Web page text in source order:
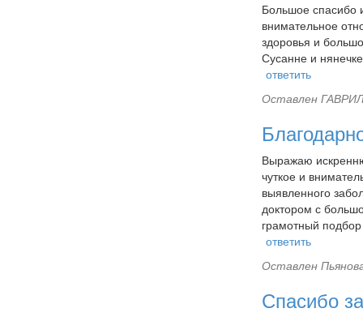
Большое спасибо
внимательное
здоровья и
Сусанне и
ответить
Оставлен
Выражаю
чуткое и
выявленного
доктором с
грамотный
ответить
Оставлен
Спасибо